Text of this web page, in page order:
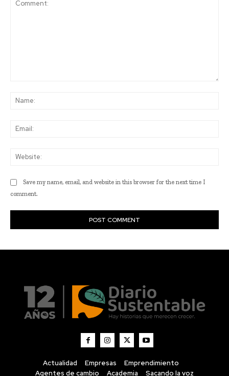
Actualidad Empresas
Emprendimiento
Agentes de cambio
Academia Sacando la voz